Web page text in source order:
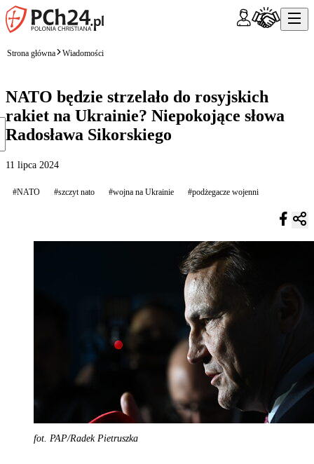
Strona główna Wiadomości
NATO będzie strzelało do rosyjskich
rakiet na Ukrainie? Niepokojące słowa
Radosława Sikorskiego
11 lipca 2024
#NATO #szczyt nato #wojna na Ukrainie #podżegacze wojenni
fot. PAP/Radek Pietruszka